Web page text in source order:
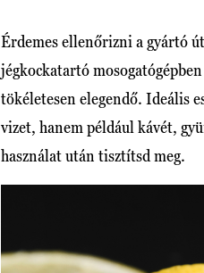
Érdemes ellenőrizni a gyártó
jégkockatartó
tökéletesen elegendő. Ideális
vizet, hanem például kávét,
használat után tisztítsd meg.